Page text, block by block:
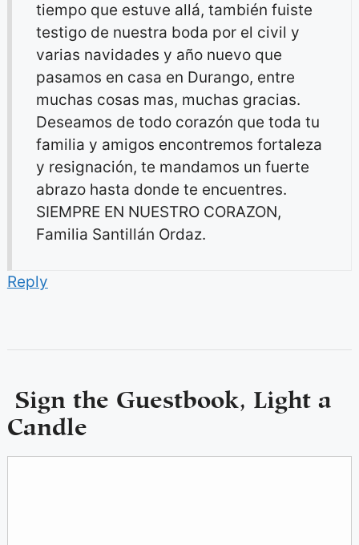
tiempo que estuve allá, también fuiste
testigo de nuestra boda por el civil y
varias navidades y año nuevo que
pasamos en casa en Durango, entre
muchas cosas mas, muchas gracias.
Deseamos de todo corazón que toda tu
familia y amigos encontremos fortaleza
y resignación, te mandamos un fuerte
abrazo hasta donde te encuentres.
SIEMPRE EN NUESTRO CORAZON,
Familia Santillán Ordaz.
Reply
Sign the Guestbook, Light a
Candle